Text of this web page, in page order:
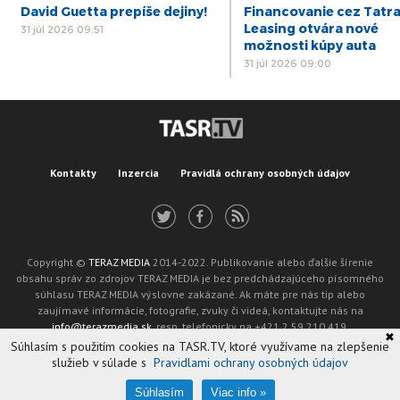
podľa neho znie , do akej miery dokáže štát počúvať
oprávnené požiadavky od kompetentných z územia, ktorí
David Guetta prepíše dejiny!
31 júl 2026 09:51
Financovanie cez Tatra
Leasing otvára nové
možnosti kúpy auta
31 júl 2026 09:00
Kontakty Inzercia Pravidlá ochrany osobných údajov
Copyright © TERAZ MEDIA 2014-2022. Publikovanie alebo ďalšie šírenie
obsahu správ zo zdrojov TERAZ MEDIA je bez predchádzajúceho písomného
súhlasu TERAZ MEDIA výslovne zakázané. Ak máte pre nás tip alebo
zaujímavé informácie, fotografie, zvuky či videá, kontaktujte nás na
info@terazmedia.sk, resp. telefonicky na +421 2 59 210 419.
Žiadosť o zverejnenie opravy v zmysle zákona o publikáciách je možné zaslať
na adresu oprava@tasr.sk.
Oznámenie prevádzkovateľa podľa § 11a zákona č. 265/2022 Z. z.
Súhlasím s použitím cookies na TASR.TV, ktoré využívame na zlepšenie
služieb v súlade s Pravidlami ochrany osobných údajov
Súhlasím Viac info »
✖